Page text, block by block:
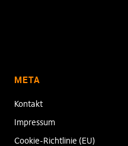
META
Kontakt
Impressum
Cookie-Richtlinie (EU)